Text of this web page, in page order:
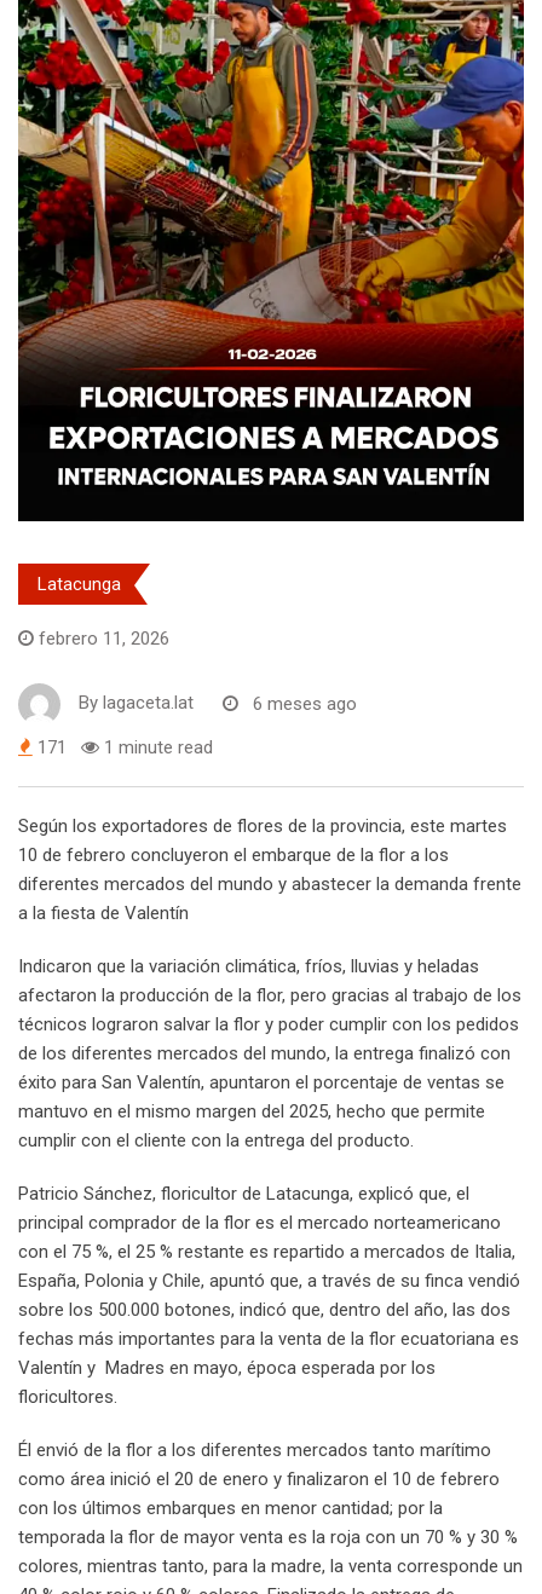
Latacunga
febrero 11, 2026
By lagaceta.lat 6 meses ago
171 1 minute read
Según los exportadores de flores de la provincia, este martes
10 de febrero concluyeron el embarque de la flor a los
diferentes mercados del mundo y abastecer la demanda frente
a la fiesta de Valentín
Indicaron que la variación climática, fríos, lluvias y heladas
afectaron la producción de la flor, pero gracias al trabajo de los
técnicos lograron salvar la flor y poder cumplir con los pedidos
de los diferentes mercados del mundo, la entrega finalizó con
éxito para San Valentín, apuntaron el porcentaje de ventas se
mantuvo en el mismo margen del 2025, hecho que permite
cumplir con el cliente con la entrega del producto.
Patricio Sánchez, floricultor de Latacunga, explicó que, el
principal comprador de la flor es el mercado norteamericano
con el 75 %, el 25 % restante es repartido a mercados de Italia,
España, Polonia y Chile, apuntó que, a través de su finca vendió
sobre los 500.000 botones, indicó que, dentro del año, las dos
fechas más importantes para la venta de la flor ecuatoriana es
Valentín y Madres en mayo, época esperada por los
floricultores.
Él envió de la flor a los diferentes mercados tanto marítimo
como área inició el 20 de enero y finalizaron el 10 de febrero
con los últimos embarques en menor cantidad; por la
temporada la flor de mayor venta es la roja con un 70 % y 30 %
colores, mientras tanto, para la madre, la venta corresponde un